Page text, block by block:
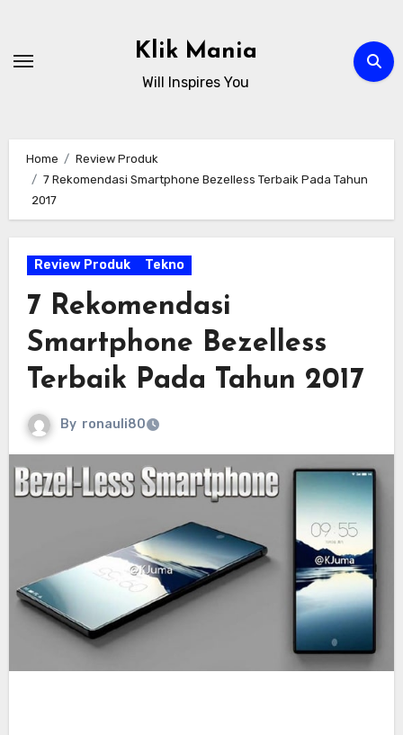
content
Klik Mania
Will Inspires You
Home
Review Produk
7 Rekomendasi Smartphone Bezelless Terbaik Pada Tahun
2017
Review Produk Tekno
7 Rekomendasi
Smartphone Bezelless
Terbaik Pada Tahun 2017
By ronauli80